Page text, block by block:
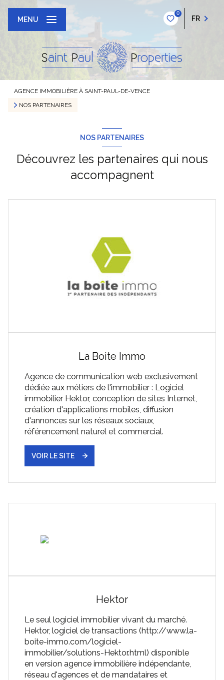
0
FR
MENU
AGENCE IMMOBILIÈRE À SAINT-PAUL-DE-VENCE
NOS PARTENAIRES
NOS PARTENAIRES
Découvrez les partenaires qui nous
accompagnent
La Boite Immo
Agence de communication web exclusivement
dédiée aux métiers de l'immobilier : Logiciel
immobilier Hektor, conception de sites Internet,
création d'applications mobiles, diffusion
d'annonces sur les réseaux sociaux,
référencement naturel et commercial.
VOIR LE SITE
Hektor
Le seul logiciel immobilier vivant du marché.
Hektor, logiciel de transactions (http://www.la-
boite-immo.com/logiciel-
immobilier/solutions-Hektor.html) disponible
en version agence immobilière indépendante,
réseau d'agences et de mandataires et